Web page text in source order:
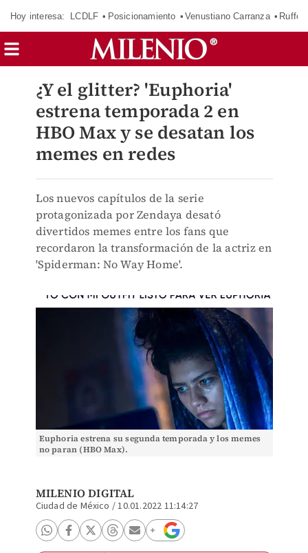
Hoy interesa: LCDLF Posicionamiento Venustiano Carranza Ruffo
¿Y el glitter? 'Euphoria'
estrena temporada 2 en
HBO Max y se desatan los
memes en redes
Los nuevos capítulos de la serie
protagonizada por Zendaya desató
divertidos memes entre los fans que
recordaron la transformación de la actriz en
'Spiderman: No Way Home'.
Euphoria estrena su segunda temporada y los memes
no paran (HBO Max).
MILENIO DIGITAL
Ciudad de México /10.01.2022 11:14:27